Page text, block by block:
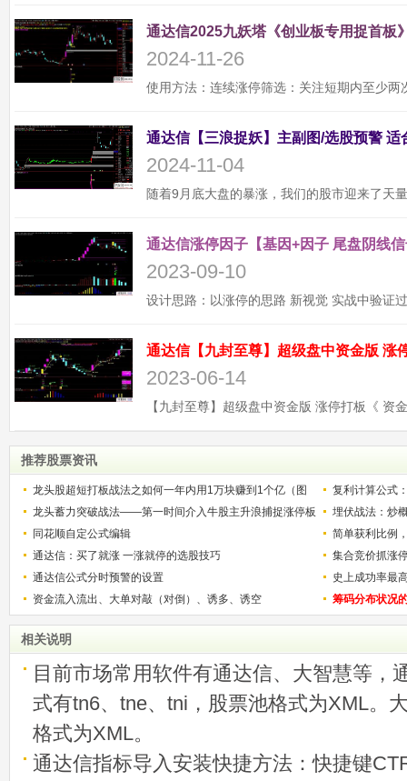
通达信2025九妖塔《创业板专用捉首板
2024-11-26
2024-11-04
通达信涨停因子【基因+因子 尾盘阴线
2023-09-10
2023-06-14
推荐股票资讯
龙头股超短打板战法之如何一年内用1万块赚到1个亿（图
解）
复利计算公式
少？
龙头蓄力突破战法——第一时间介入牛股主升浪捕捉涨停板
的技巧（图解）
埋伏战法：炒
同花顺自定公式编辑
简单获利比例
用
通达信：买了就涨 一涨就停的选股技巧
集合竞价抓涨
通达信公式分时预警的设置
史上成功率最
称选股法宝！
资金流入流出、大单对敲（对倒）、诱多、诱空 筹码分布状况
相关说明
目前市场常用软件有通达信、大智慧等，
式有tn6、tne、tni，股票池格式为XML。
格式为XML。
通达信指标导入安装快捷方法：快捷键